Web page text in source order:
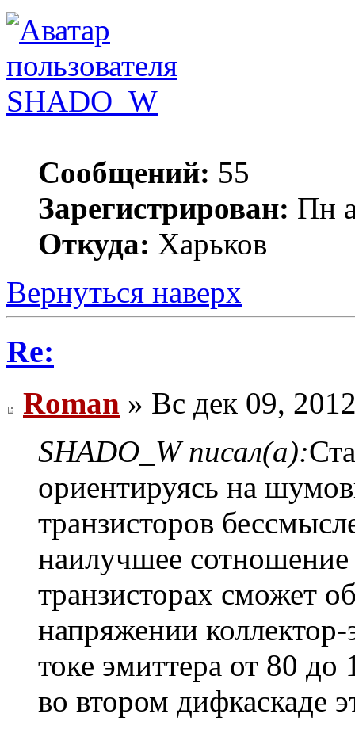
SHADO_W
Сообщений: 55
Зарегистрирован: Пн
Откуда: Харьков
Вернуться наверх
Re:
Roman » Вс дек 09,
SHADO_W писал(а):
ориентируясь на
транзисторов
наилучшее
транзисторах сможет
напряжении
токе эмиттера от 80
во втором дифкаскаде